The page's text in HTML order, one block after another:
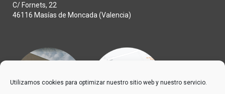
Utilizamos cookies para optimizar nuestro sitio web y nuestro servicio.
C/ Fornets, 22
46116 Masías de Moncada (Valencia)